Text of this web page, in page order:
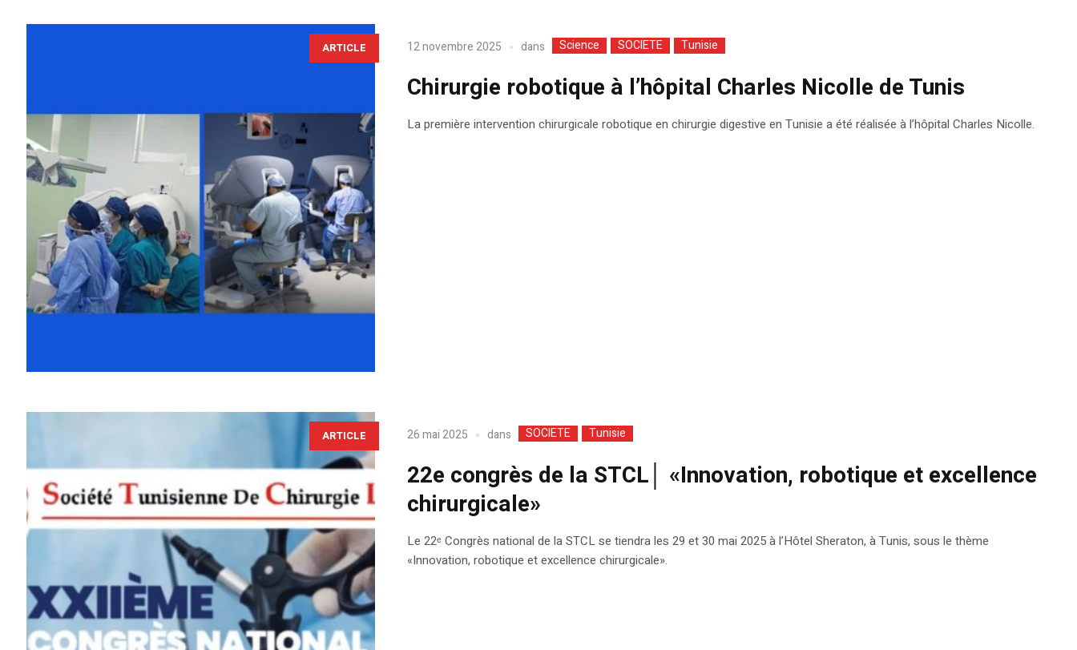
ARTICLE 12 novembre 2025 dans Science SOCIETE Tunisie
Chirurgie robotique à l’hôpital Charles Nicolle de Tunis
La première intervention chirurgicale robotique en chirurgie digestive en Tunisie a été réalisée à l’hôpital Charles Nicolle.
ARTICLE 26 mai 2025 dans SOCIETE Tunisie
22e congrès de la STCL│ «Innovation, robotique et excellence
chirurgicale»
Le 22ᵉ Congrès national de la STCL se tiendra les 29 et 30 mai 2025 à l’Hôtel Sheraton, à Tunis, sous le thème
«Innovation, robotique et excellence chirurgicale».